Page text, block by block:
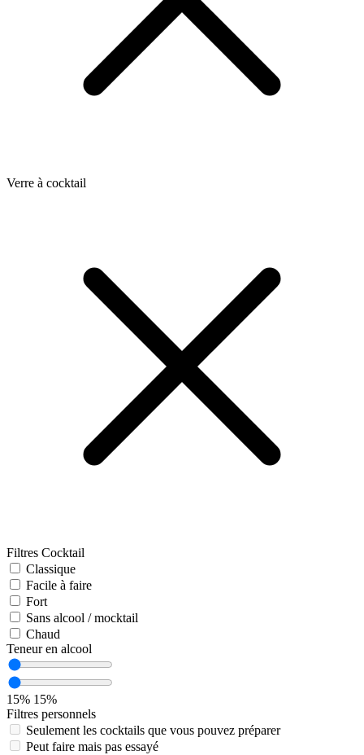
Verre à cocktail
Filtres Cocktail
Classique
Facile à faire
Fort
Sans alcool / mocktail
Chaud
Teneur en alcool
15% 15%
Filtres personnels
Seulement les cocktails que vous pouvez préparer
Peut faire mais pas essayé